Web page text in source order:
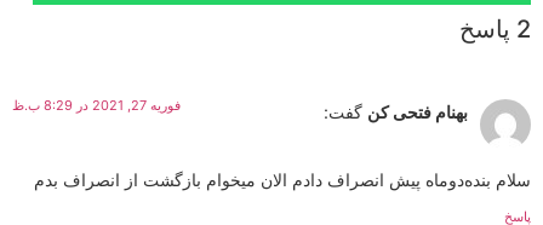
2 پاسخ
بهنام فتحی کن گفت: فوریه 27, 2021 در 8:29 ب.ظ
سلام بنده‌دوماه پیش انصراف دادم الان میخوام بازگشت از انصراف بدم
پاسخ